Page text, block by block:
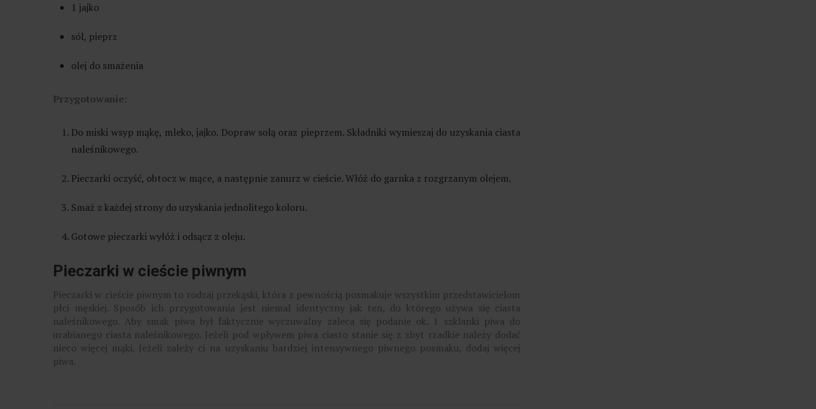
1 jajko
sól, pieprz
olej do smażenia
Przygotowanie:
Do miski wsyp mąkę, mleko, jajko. Dopraw solą oraz pieprzem. Składniki wymieszaj do uzyskania ciasta
naleśnikowego.
Pieczarki oczyść, obtocz w mące, a następnie zanurz w cieście. Włóż do garnka z rozgrzanym olejem.
Smaż z każdej strony do uzyskania jednolitego koloru.
Gotowe pieczarki wyłóż i odsącz z oleju.
Pieczarki w cieście piwnym
Pieczarki w cieście piwnym to rodzaj przekąski, która z pewnością posmakuje wszystkim przedstawicielom
płci męskiej. Sposób ich przygotowania jest niemal identyczny jak ten, do którego używa się ciasta
naleśnikowego. Aby smak piwa był faktycznie wyczuwalny zaleca się podanie ok. 1 szklanki piwa do
urabianego ciasta naleśnikowego. Jeżeli pod wpływem piwa ciasto stanie się z zbyt rzadkie należy dodać
nieco więcej mąki. Jeżeli zależy ci na uzyskaniu bardziej intensywnego piwnego posmaku, dodaj więcej
piwa.